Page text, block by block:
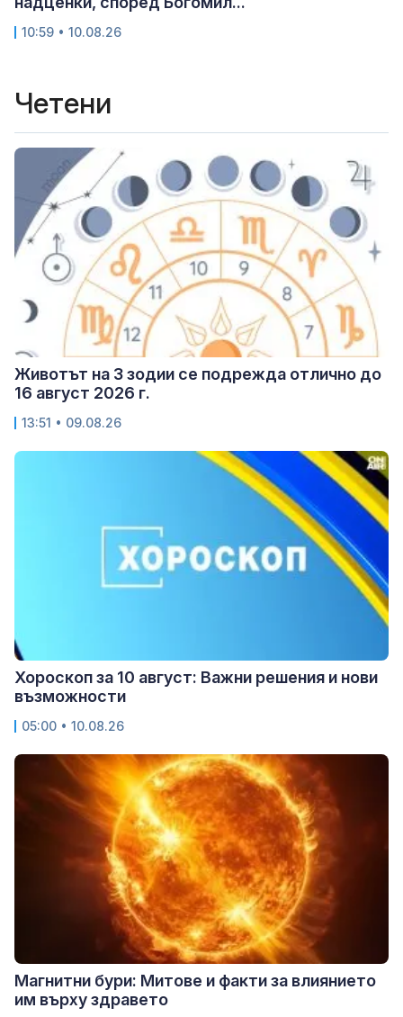
10:59 • 10.08.26
Четени
Животът на 3 зодии се подрежда отлично до
16 август 2026 г.
13:51 • 09.08.26
Хороскоп за 10 август: Важни решения и нови
възможности
05:00 • 10.08.26
Магнитни бури: Митове и факти за влиянието
им върху здравето